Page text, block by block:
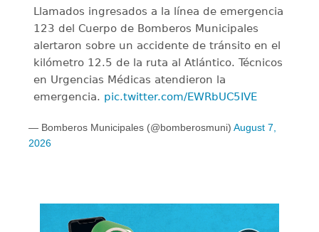
Llamados ingresados a la línea de emergencia
123 del Cuerpo de Bomberos Municipales
alertaron sobre un accidente de tránsito en el
kilómetro 12.5 de la ruta al Atlántico. Técnicos
en Urgencias Médicas atendieron la
emergencia. pic.twitter.com/EWRbUC5IVE
— Bomberos Municipales (@bomberosmuni) August 7,
2026